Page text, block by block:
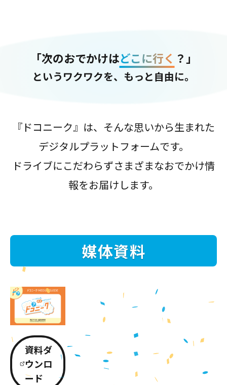
「次のおでかけはどこに行く ？」
というワクワクを、もっと自由に。
『ドコニーク』は、そんな思いから生まれた
デジタルプラットフォームです。
ドライブにこだわらずさまざまなおでかけ情
報をお届けします。
媒体資料
資料ダ
ウンロ
ード